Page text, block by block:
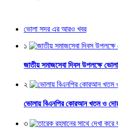
ভোলা সদর এর আরও খবর
১
জাতীয় সমাজসেবা দিবস উপলক্ষে
২
ভোলায় বিএনপির কোরআন খতম ও দোয়া
৩